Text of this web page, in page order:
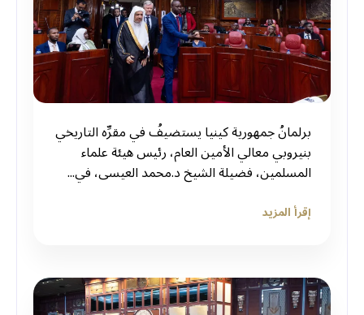
برلمانُ جمهورية كينيا يستضيفُ في مقرِّه التاريخي
بنيروبي معالي الأمين العام، رئيس هيئة علماء
المسلمين، فضيلة الشيخ د.⁧‫محمد العيسى‬⁩، في...
إقرأ المزيد